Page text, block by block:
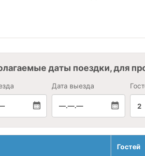
даты поездки, для
Дата выезда
—.—.— 2
Гостей